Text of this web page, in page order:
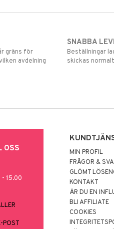
gräns för
avdelning
SNABBA
Beställningar
skickas
OSS
- 15.00
POST
MIN PROFIL
FRÅGOR &
GLÖMT
KONTAKT
ÄR DU EN
BLI AFFILIATE
COOKIES